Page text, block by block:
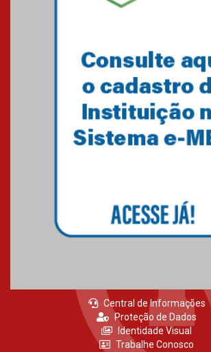
Primeiro culto do
27.02.2026
Central de Informações
Proteção de Dados
Identidade Visual
Trabalhe Conosco